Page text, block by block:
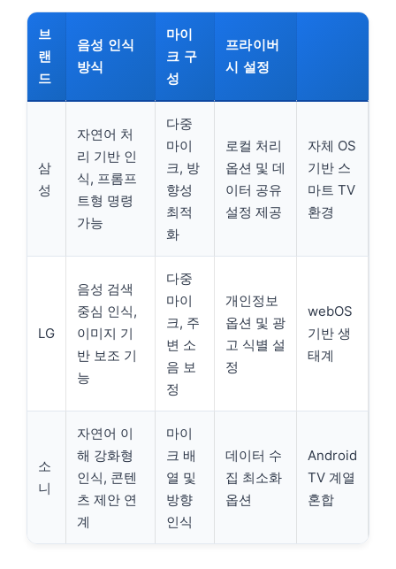
브
랜
드
음성 인식
방식
마이
크 구
성
프라이버
시 설정
삼
성
자연어 처
리 기반 인
식, 프롬프
트형 명령
가능
다중
마이
크, 방
향성
최적
화
로컬 처리
옵션 및 데
이터 공유
설정 제공
자체 OS
기반 스
마트 TV
환경
LG
음성 검색
중심 인식,
이미지 기
반 보조 기
능
다중
마이
크, 주
변 소
음 보
정
개인정보
옵션 및 광
고 식별 설
정
webOS
기반 생
태계
소
니
자연어 이
해 강화형
인식, 콘텐
츠 제안 연
계
마이
크 배
열 및
방향
인식
데이터 수
집 최소화
옵션
Android
TV 계열
혼합